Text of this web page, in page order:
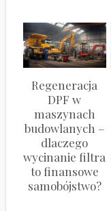
Regeneracja
DPF w
maszynach
budowlanych –
dlaczego
wycinanie filtra
to finansowe
samobójstwo?